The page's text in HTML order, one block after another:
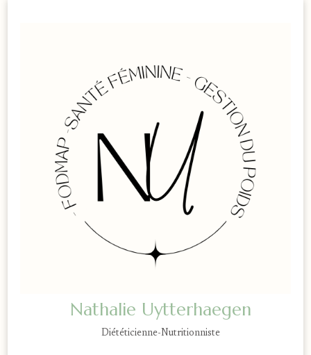
Nathalie Uytterhaegen
Diététicienne-Nutritionniste